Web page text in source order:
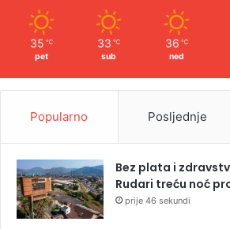
35 ℃
pet
33 ℃
sub
36 ℃
ned
Popularno Posljednje
Bez plata i
Rudari treću noć
prije 46 sekundi